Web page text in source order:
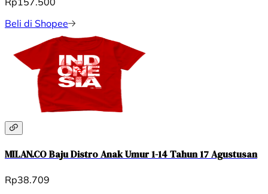
Beli di Shopee
MILAN.CO Baju Distro Anak Umur 1-14 Tahun 17 Agustusan
Rp38.709